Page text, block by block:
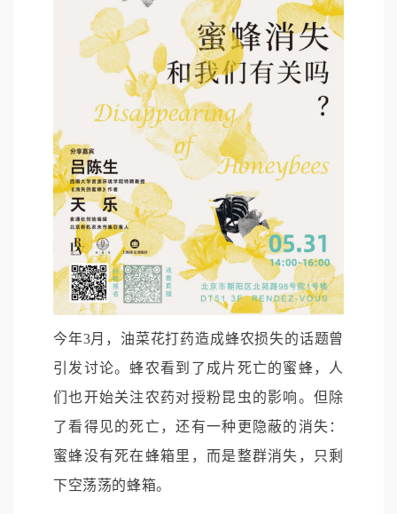
今年3月，油菜花打药造成蜂农损失的话题曾
引发讨论。蜂农看到了成片死亡的蜜蜂，人
们也开始关注农药对授粉昆虫的影响。但除
了看得见的死亡，还有一种更隐蔽的消失：
蜜蜂没有死在蜂箱里，而是整群消失，只剩
下空荡荡的蜂箱。